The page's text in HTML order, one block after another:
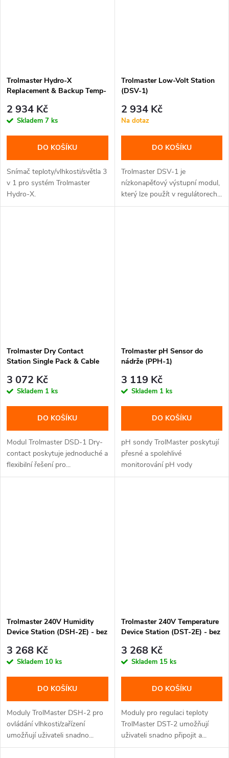
Trolmaster Hydro-X
Replacement & Backup Temp-
TH)
2 934 Kč
Skladem 7 ks
DO KOŠÍKU
Snímač teploty/vlhkosti/světla 3
v 1 pro systém Trolmaster
Hydro-X.
Trolmaster Low-Volt Station
(DSV-1)
2 934 Kč
Na dotaz
DO KOŠÍKU
Trolmaster DSV-1 je
nízkonapěťový výstupní modul,
který lze použít v regulátorech...
Trolmaster Dry Contact
Station Single Pack & Cable
(CZ/EU koncovka)
3 072 Kč
Skladem 1 ks
DO KOŠÍKU
Modul Trolmaster DSD-1 Dry-
contact poskytuje jednoduché a
flexibilní řešení pro...
Trolmaster pH Sensor do
nádrže (PPH-1)
3 119 Kč
Skladem 1 ks
DO KOŠÍKU
pH sondy TrolMaster poskytují
přesné a spolehlivé
monitorování pH vody
monitorované...
Trolmaster 240V Humidity
Device Station (DSH-2E) - bez
koncovka)
3 268 Kč
Skladem 10 ks
DO KOŠÍKU
Moduly TrolMaster DSH-2 pro
ovládání vlhkosti/zařízení
umožňují uživateli snadno...
Trolmaster 240V Temperature
Device Station (DST-2E) - bez
koncovka)
3 268 Kč
Skladem 15 ks
DO KOŠÍKU
Moduly pro regulaci teploty
TrolMaster DST-2 umožňují
uživateli snadno připojit a...